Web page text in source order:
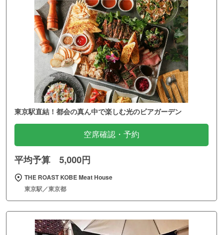
東京駅直結！都会の真ん中で楽しむ光のビアガーデン
空席確認・予約
平均予算 5,000円
THE ROAST KOBE Meat House
東京駅／東京都